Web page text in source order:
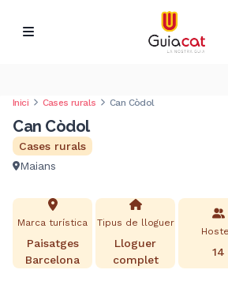
Inici Cases rurals Can Còdol
Can Còdol
Cases rurals
Maians
Marca turística
Paisatges
Barcelona
Tipus de lloguer
Lloguer
complet
14